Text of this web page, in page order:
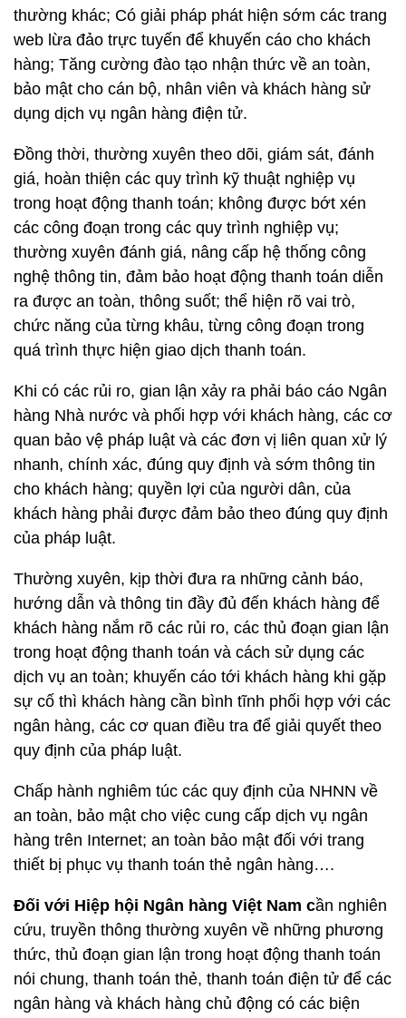
thường khác; Có giải pháp phát hiện sớm các trang
web lừa đảo trực tuyến để khuyến cáo cho khách
hàng; Tăng cường đào tạo nhận thức về an toàn,
bảo mật cho cán bộ, nhân viên và khách hàng sử
dụng dịch vụ ngân hàng điện tử.
Đồng thời, thường xuyên theo dõi, giám sát, đánh
giá, hoàn thiện các quy trình kỹ thuật nghiệp vụ
trong hoạt động thanh toán; không được bớt xén
các công đoạn trong các quy trình nghiệp vụ;
thường xuyên đánh giá, nâng cấp hệ thống công
nghệ thông tin, đảm bảo hoạt động thanh toán diễn
ra được an toàn, thông suốt; thể hiện rõ vai trò,
chức năng của từng khâu, từng công đoạn trong
quá trình thực hiện giao dịch thanh toán.
Khi có các rủi ro, gian lận xảy ra phải báo cáo Ngân
hàng Nhà nước và phối hợp với khách hàng, các cơ
quan bảo vệ pháp luật và các đơn vị liên quan xử lý
nhanh, chính xác, đúng quy định và sớm thông tin
cho khách hàng; quyền lợi của người dân, của
khách hàng phải được đảm bảo theo đúng quy định
của pháp luật.
Thường xuyên, kịp thời đưa ra những cảnh báo,
hướng dẫn và thông tin đầy đủ đến khách hàng để
khách hàng nắm rõ các rủi ro, các thủ đoạn gian lận
trong hoạt động thanh toán và cách sử dụng các
dịch vụ an toàn; khuyến cáo tới khách hàng khi gặp
sự cố thì khách hàng cần bình tĩnh phối hợp với các
ngân hàng, các cơ quan điều tra để giải quyết theo
quy định của pháp luật.
Chấp hành nghiêm túc các quy định của NHNN về
an toàn, bảo mật cho việc cung cấp dịch vụ ngân
hàng trên Internet; an toàn bảo mật đối với trang
thiết bị phục vụ thanh toán thẻ ngân hàng….
Đối với Hiệp hội Ngân hàng Việt Nam cần nghiên
cứu, truyền thông thường xuyên về những phương
thức, thủ đoạn gian lận trong hoạt động thanh toán
nói chung, thanh toán thẻ, thanh toán điện tử để các
ngân hàng và khách hàng chủ động có các biện